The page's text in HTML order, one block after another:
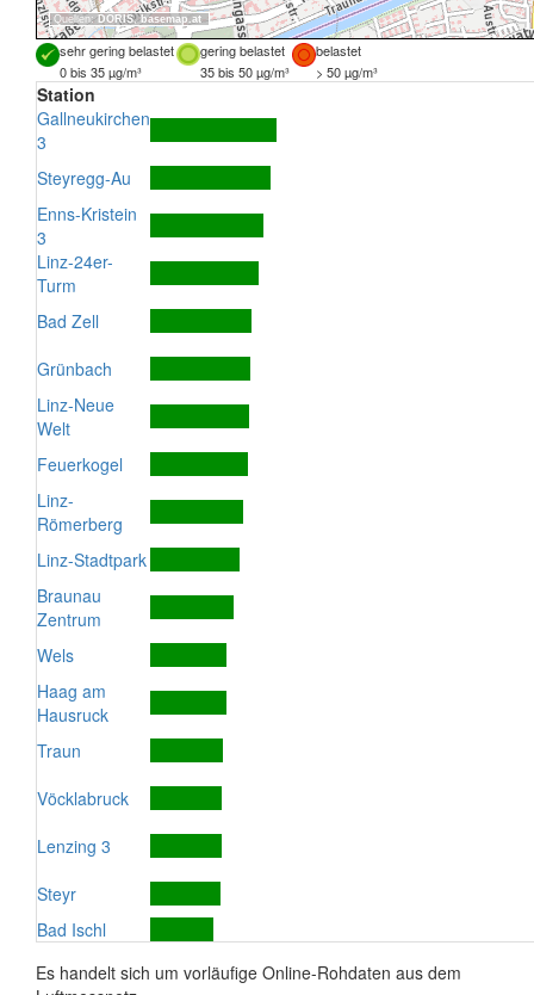
Quellen: DORIS, basemap.at
sehr gering belastet gering belastet
belastet
0 bis 35 µg/m³
35 bis 50 µg/m³ > 50 µg/m³
Station
Gallneukirchen
3
Steyregg-Au
Enns-Kristein
3
Linz-24er-
Turm
Bad Zell
Grünbach
Linz-Neue
Welt
Feuerkogel
Linz-
Römerberg
Linz-Stadtpark
Braunau
Zentrum
Wels
Haag am
Hausruck
Traun
Vöcklabruck
Lenzing 3
Steyr
Bad Ischl
Es handelt sich um vorläufige Online-Rohdaten aus dem